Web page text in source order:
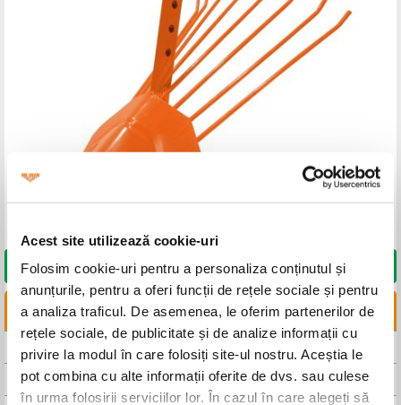
Acest site utilizează cookie-uri
Folosim cookie-uri pentru a personaliza conținutul și
anunțurile, pentru a oferi funcții de rețele sociale și pentru
a analiza traficul. De asemenea, le oferim partenerilor de
rețele sociale, de publicitate și de analize informații cu
privire la modul în care folosiți site-ul nostru. Aceștia le
pot combina cu alte informații oferite de dvs. sau culese
în urma folosirii serviciilor lor. În cazul în care alegeți să
DORESC SĂ CUMPĂR
LINKURI UTILE
CAUTA DISTRIBUITOR
CAUTA SERVICE